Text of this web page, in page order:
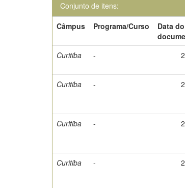
Conjunto de itens:
Câmpus
Programa/Curso
Data do
Curitiba -
Curitiba
-
Curitiba -
Curitiba -